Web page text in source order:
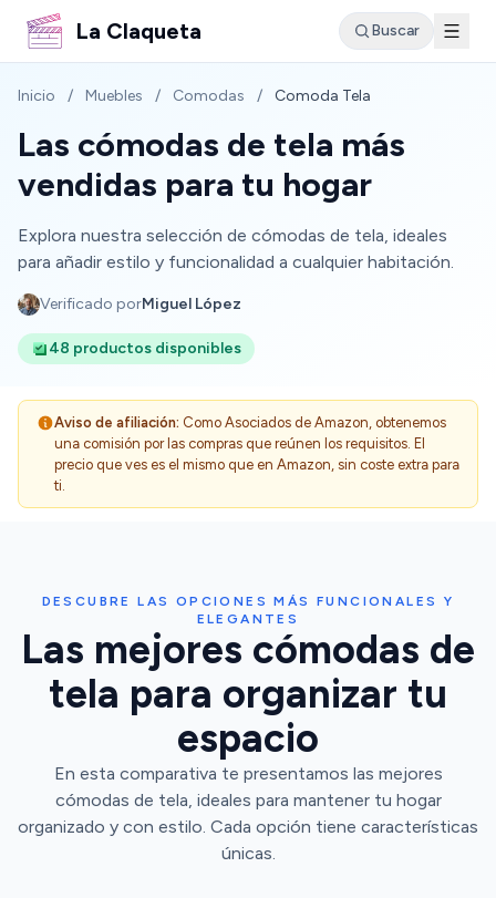
La Claqueta Buscar
Inicio / Muebles / Comodas / Comoda Tela
Las cómodas de tela más
vendidas para tu hogar
Explora nuestra selección de cómodas de tela, ideales
para añadir estilo y funcionalidad a cualquier habitación.
Verificado porMiguel López
48 productos disponibles
Aviso de afiliación: Como Asociados de Amazon, obtenemos
una comisión por las compras que reúnen los requisitos. El
precio que ves es el mismo que en Amazon, sin coste extra para
ti.
DESCUBRE LAS OPCIONES MÁS FUNCIONALES Y
ELEGANTES
Las mejores cómodas de
tela para organizar tu
espacio
En esta comparativa te presentamos las mejores
cómodas de tela, ideales para mantener tu hogar
organizado y con estilo. Cada opción tiene características
únicas.